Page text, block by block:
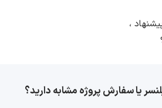
یا سفارش پروژه مشابه دارید؟